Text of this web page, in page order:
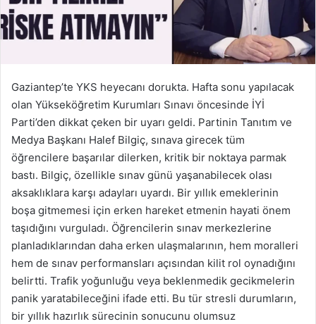
Gaziantep’te YKS heyecanı dorukta. Hafta sonu yapılacak
olan Yükseköğretim Kurumları Sınavı öncesinde İYİ
Parti’den dikkat çeken bir uyarı geldi. Partinin Tanıtım ve
Medya Başkanı Halef Bilgiç, sınava girecek tüm
öğrencilere başarılar dilerken, kritik bir noktaya parmak
bastı. Bilgiç, özellikle sınav günü yaşanabilecek olası
aksaklıklara karşı adayları uyardı. Bir yıllık emeklerinin
boşa gitmemesi için erken hareket etmenin hayati önem
taşıdığını vurguladı. Öğrencilerin sınav merkezlerine
planladıklarından daha erken ulaşmalarının, hem moralleri
hem de sınav performansları açısından kilit rol oynadığını
belirtti. Trafik yoğunluğu veya beklenmedik gecikmelerin
panik yaratabileceğini ifade etti. Bu tür stresli durumların,
bir yıllık hazırlık sürecinin sonucunu olumsuz